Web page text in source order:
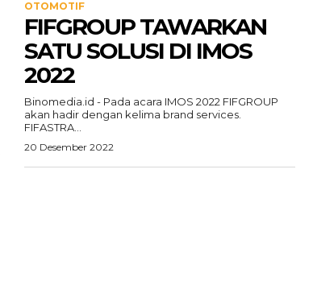
OTOMOTIF
FIFGROUP TAWARKAN
SATU SOLUSI DI IMOS
2022
Binomedia.id - Pada acara IMOS 2022 FIFGROUP
akan hadir dengan kelima brand services.
FIFASTRA...
20 Desember 2022